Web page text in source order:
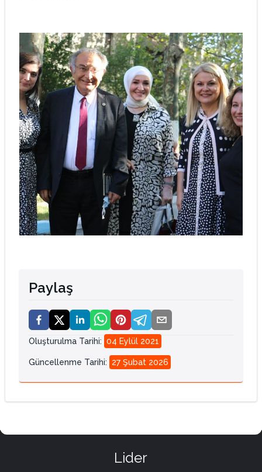
Paylaş
Oluşturulma Tarihi: 04 Eylül 2021
Güncellenme Tarihi: 27 Şubat 2026
Lider